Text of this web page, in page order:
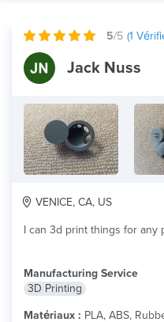
International
Technologie
Matériau
5/5 (1
Jack Nuss
VENICE, CA, US
I can 3d print things for any
Manufacturing Service
3D Printing
Matériaux : PLA, ABS,